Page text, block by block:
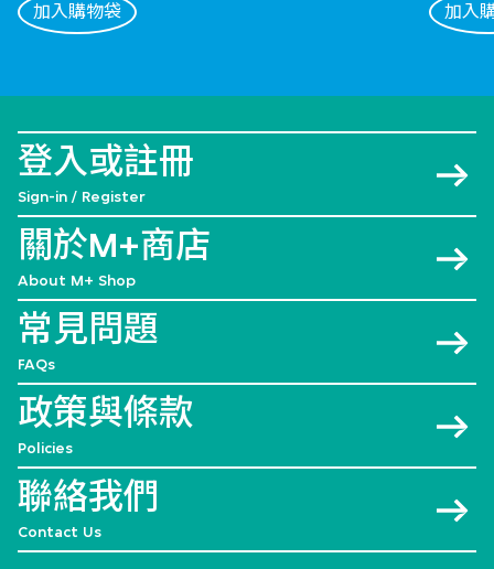
加入購物袋 加入
登入或註冊
Sign-in / Register
關於M+商店
About M+ Shop
常見問題
FAQs
政策與條款
Policies
聯絡我們
Contact Us